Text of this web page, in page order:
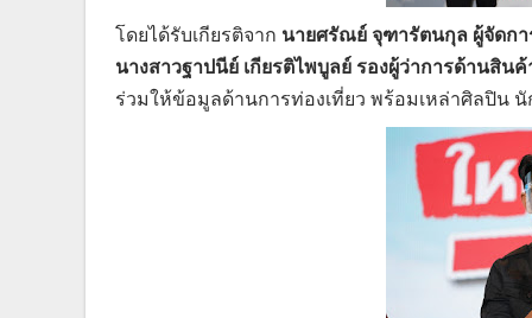
โดยได้รับเกียรติจาก นายศรัณย์ จุฑารัตนกุล ผู้จัดก
นางสาวฐาปนีย์ เกียรติไพบูลย์ รองผู้ว่าการด้านสิน
ร่วมให้ข้อมูลด้านการท่องเที่ยว พร้อมเหล่าศิลปิน